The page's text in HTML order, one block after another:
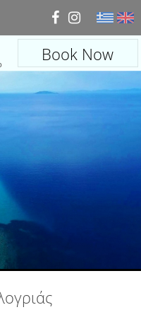
Book Now